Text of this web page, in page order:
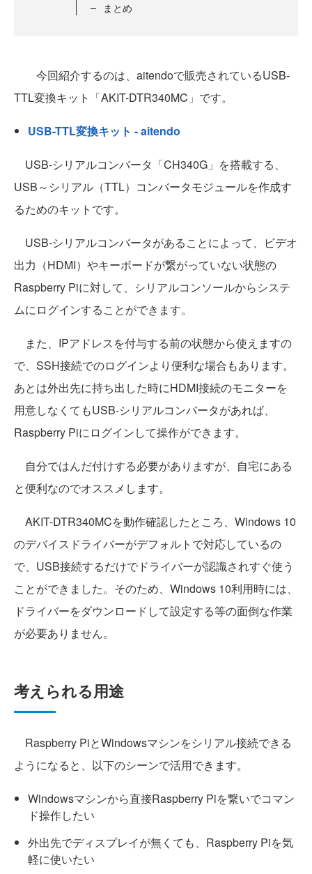
まとめ
今回紹介するのは、aitendoで販売されているUSB-
TTL変換キット「AKIT-DTR340MC」です。
USB-TTL変換キット - aitendo
USB-シリアルコンバータ「CH340G」を搭載する、
USB～シリアル（TTL）コンバータモジュールを作成す
るためのキットです。
USB-シリアルコンバータがあることによって、ビデオ
出力（HDMI）やキーボードが繋がっていない状態の
Raspberry Piに対して、シリアルコンソールからシステ
ムにログインすることができます。
また、IPアドレスを付与する前の状態から使えますの
で、SSH接続でのログインより便利な場合もあります。
あとは外出先に持ち出した時にHDMI接続のモニターを
用意しなくてもUSB-シリアルコンバータがあれば、
Raspberry Piにログインして操作ができます。
自分ではんだ付けする必要がありますが、自宅にある
と便利なのでオススメします。
AKIT-DTR340MCを動作確認したところ、Windows 10
のデバイスドライバーがデフォルトで対応しているの
で、USB接続するだけでドライバーが認識されすぐ使う
ことができました。そのため、Windows 10利用時には、
ドライバーをダウンロードして設定する等の面倒な作業
が必要ありません。
考えられる用途
Raspberry PiとWindowsマシンをシリアル接続できる
ようになると、以下のシーンで活用できます。
Windowsマシンから直接Raspberry Piを繋いでコマン
ド操作したい
外出先でディスプレイが無くても、Raspberry Piを気
軽に使いたい